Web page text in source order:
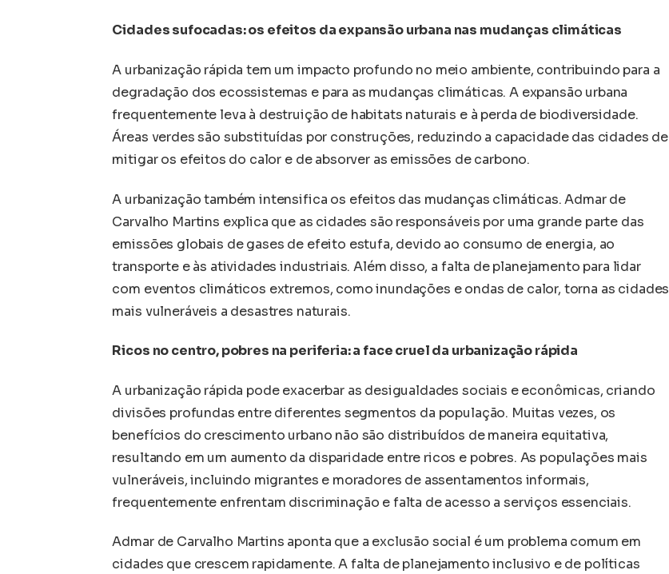
Cidades sufocadas: os efeitos da expansão urbana nas mudanças climáticas
A urbanização rápida tem um impacto profundo no meio ambiente, contribuindo para a
degradação dos ecossistemas e para as mudanças climáticas. A expansão urbana
frequentemente leva à destruição de habitats naturais e à perda de biodiversidade.
Áreas verdes são substituídas por construções, reduzindo a capacidade das cidades de
mitigar os efeitos do calor e de absorver as emissões de carbono.
A urbanização também intensifica os efeitos das mudanças climáticas. Admar de
Carvalho Martins explica que as cidades são responsáveis por uma grande parte das
emissões globais de gases de efeito estufa, devido ao consumo de energia, ao
transporte e às atividades industriais. Além disso, a falta de planejamento para lidar
com eventos climáticos extremos, como inundações e ondas de calor, torna as cidades
mais vulneráveis a desastres naturais.
Ricos no centro, pobres na periferia: a face cruel da urbanização rápida
A urbanização rápida pode exacerbar as desigualdades sociais e econômicas, criando
divisões profundas entre diferentes segmentos da população. Muitas vezes, os
benefícios do crescimento urbano não são distribuídos de maneira equitativa,
resultando em um aumento da disparidade entre ricos e pobres. As populações mais
vulneráveis, incluindo migrantes e moradores de assentamentos informais,
frequentemente enfrentam discriminação e falta de acesso a serviços essenciais.
Admar de Carvalho Martins aponta que a exclusão social é um problema comum em
cidades que crescem rapidamente. A falta de planejamento inclusivo e de políticas